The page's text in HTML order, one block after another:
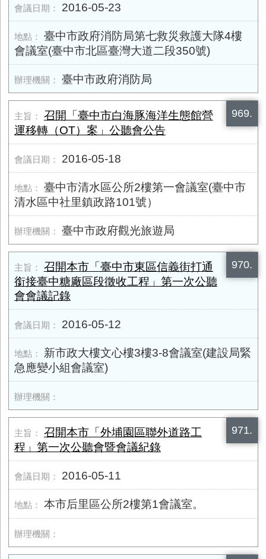
2016-05-23
臺中市政府消防局第七救災救護大隊4樓
會議室(臺中市北區臺灣大道二段350號)
臺中市政府消防局
969.
召開「臺中市白海豚海洋生態館營
運移轉（OT）案」公聽會公告
2016-05-18
臺中市清水區公所2樓第一會議室(臺中市
清水區中社里鎮政路101號）
臺中市政府觀光旅遊局
970.
召開本市「臺中市東區信義街打通
銜接臺中糖廠區段徵收工程」第一次公聽
會會議記錄
2016-05-12
新市政大樓文心樓3樓3-8會議室(建設局緊
急應變小組會議室)
971.
召開本市「外埔園區聯外道路工
程」第一次公聽會暨會議紀錄
2016-05-11
本市后里區公所2樓第1會議室。